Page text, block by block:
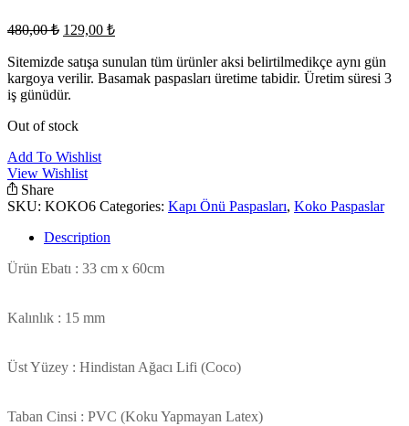
480,00₺ Original
was:
480,00 ₺.
129,00 ₺Current
is:
129,00 ₺.
Sitemizde satışa sunulan tüm ürünler aksi belirtilmedikçe aynı gün
kargoya verilir. Basamak paspasları üretime tabidir. Üretim süresi 3
iş günüdür.
Out of stock
Add To Wishlist
View Wishlist
Share
SKU: KOKO6 Categories: Kapı Önü Paspasları, Koko Paspaslar
Description
Ürün Ebatı : 33 cm x 60cm
Kalınlık : 15 mm
Üst Yüzey : Hindistan Ağacı Lifi (Coco)
Taban Cinsi : PVC (Koku Yapmayan Latex)